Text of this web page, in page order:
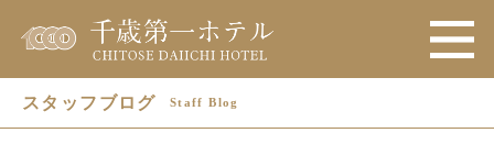
スタッフブログ Staff Blog